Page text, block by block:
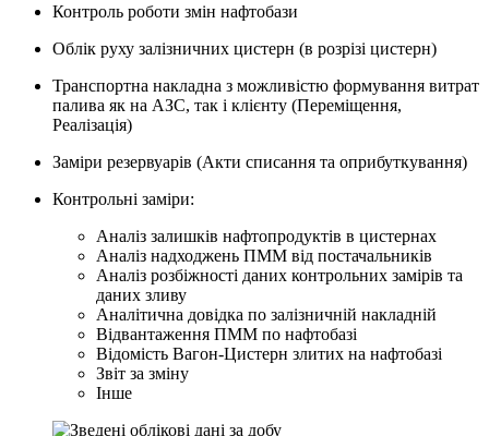
Контроль роботи змін нафтобази
Облік руху залізничних цистерн (в розрізі цистерн)
Транспортна накладна з можливістю формування витрат
палива як на АЗС, так і клієнту (Переміщення,
Реалізація)
Заміри резервуарів (Акти списання та оприбуткування)
Контрольні заміри:
Аналіз залишків нафтопродуктів в цистернах
Аналіз надходжень ПММ від постачальників
Аналіз розбіжності даних контрольних замірів та
даних зливу
Аналітична довідка по залізничній накладній
Відвантаження ПММ по нафтобазі
Відомість Вагон-Цистерн злитих на нафтобазі
Звіт за зміну
Інше